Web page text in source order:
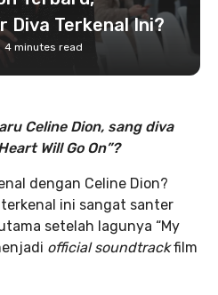
Diva Terkenal Ini?
4 minutes read
Celine Dion, sang diva
Will Go On”?
dengan Celine Dion?
ini sangat santer
setelah lagunya “My
official soundtrackfilm